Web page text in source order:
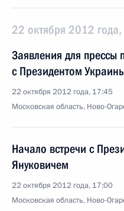
22 октября 2012
Заявления для прессы
с Президентом
22 октября 2012 года, 17:45
Московская область, Ново-
Начало встречи с
Януковичем
22 октября 2012 года, 17:00
Московская область, Ново-